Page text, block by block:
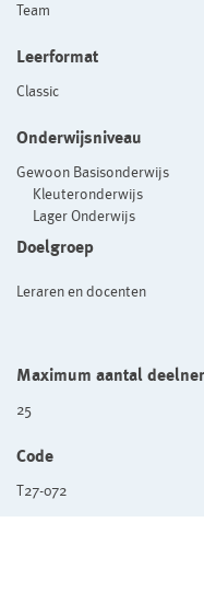
Team
Leerformat
Classic
Onderwijsniveau
Gewoon Basisonderwijs
Kleuteronderwijs
Lager Onderwijs
Doelgroep
Leraren en docenten
Maximum aantal
25
Code
T27-072